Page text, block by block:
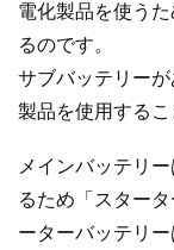
電化製品を使う
るのです。
サブバッテリー
製品を使用するこ
メインバッテリ
るため「スター
ーターバッテリ